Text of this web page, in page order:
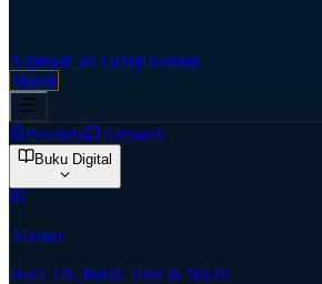
AspirasiCari GerejaKontak
Masuk
Beranda Almanak
Buku Digital
Alkitab
Baca TB, Batak Toba & NKJV